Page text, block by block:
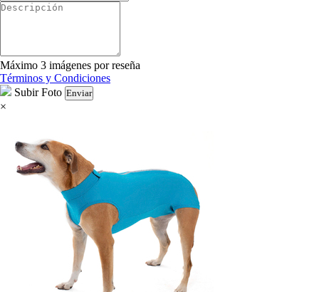
Máximo 3 imágenes por reseña
Términos y Condiciones
Subir Foto Enviar
×